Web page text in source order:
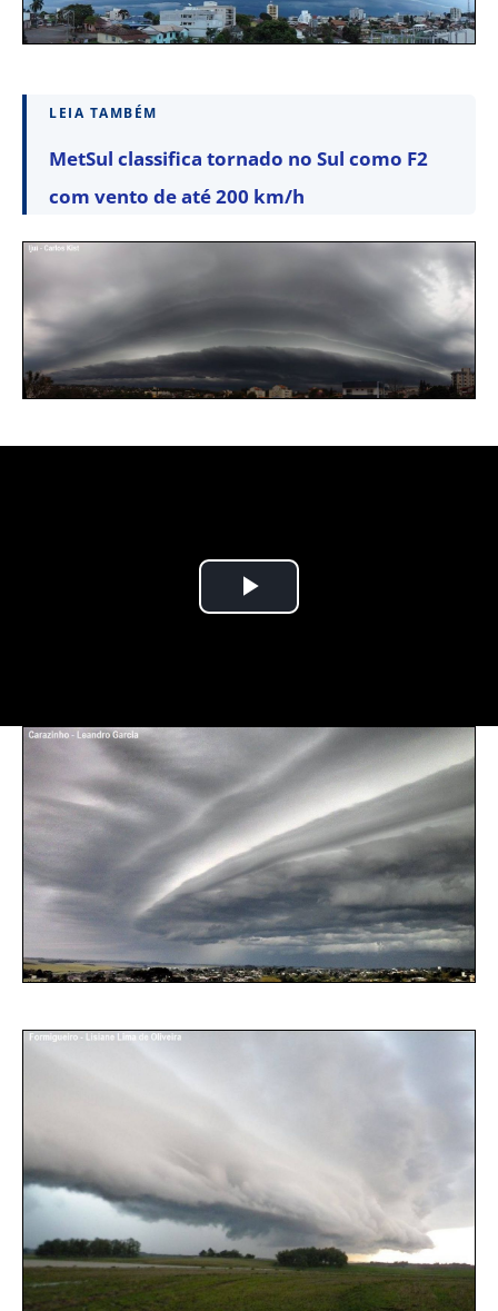
LEIA TAMBÉM
MetSul classifica tornado no Sul como F2
com vento de até 200 km/h